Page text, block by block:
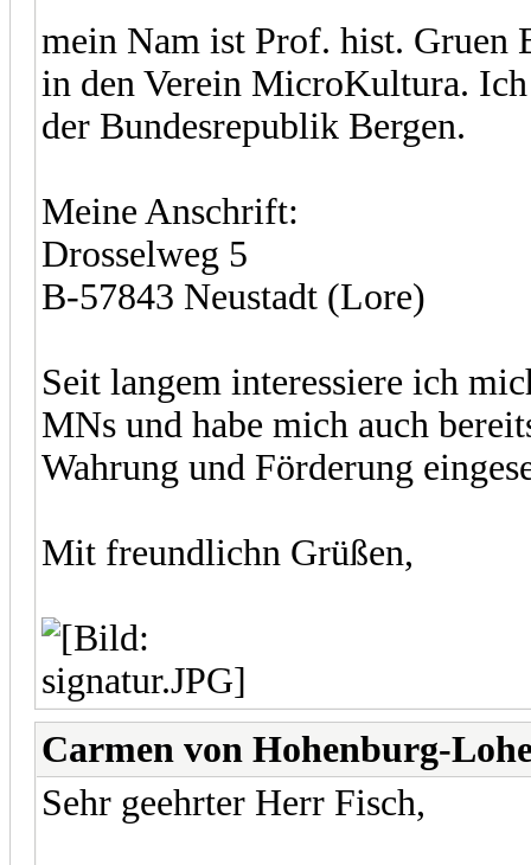
mein Nam ist Prof. hist. Gruen
in den Verein MicroKultura.
der Bundesrepublik Bergen.
Meine Anschrift:
Drosselweg 5
B-57843 Neustadt (Lore)
Seit langem interessiere ich
MNs und habe mich auch
Wahrung und Förderung
Mit freundlichn Grüßen,
Carmen von Hohenburg-
Sehr geehrter Herr Fisch,